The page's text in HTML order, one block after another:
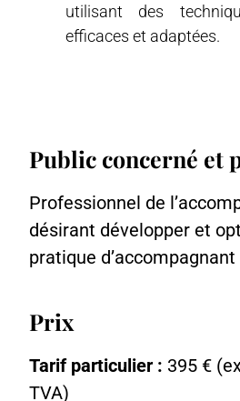
utilisant des
efficaces et adaptées.
Public concerné et
Professionnel de
désirant développer et
pratique d’accompagnant
Prix
Tarif particulier : 395 €
TVA)